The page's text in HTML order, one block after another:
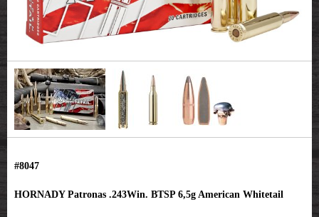
#8047
HORNADY Patronas .243Win. BTSP 6,5g American Whitetail